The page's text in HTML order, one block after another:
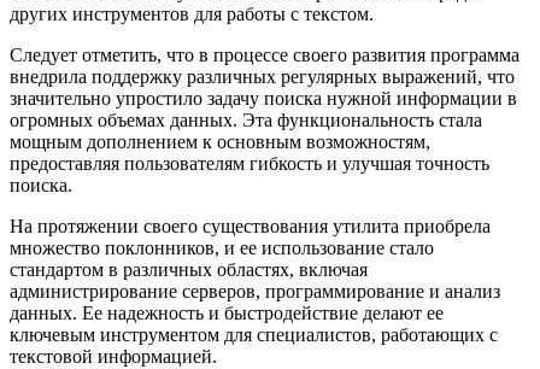
других инструментов для работы с текстом.
Следует отметить, что в процессе своего развития программа
внедрила поддержку различных регулярных выражений, что
значительно упростило задачу поиска нужной информации в
огромных объемах данных. Эта функциональность стала
мощным дополнением к основным возможностям,
предоставляя пользователям гибкость и улучшая точность
поиска.
На протяжении своего существования утилита приобрела
множество поклонников, и ее использование стало
стандартом в различных областях, включая
администрирование серверов, программирование и анализ
данных. Ее надежность и быстродействие делают ее
ключевым инструментом для специалистов, работающих с
текстовой информацией.